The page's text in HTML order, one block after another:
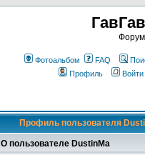
Фотоальбом FAQ
Профиль
Профиль пользователя
О пользователе DustinMa